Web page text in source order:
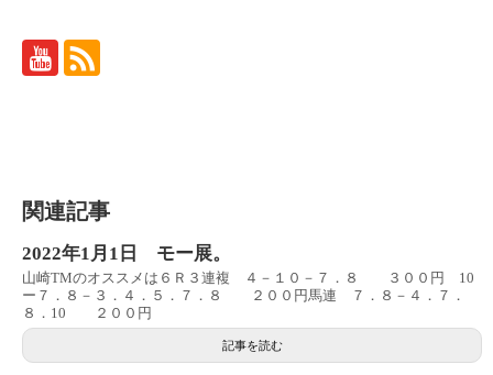
関連記事
2022年1月1日 モー展。
山崎TMのオススメは６Ｒ３連複 ４－１０－７．８ ３００円 10
ー７．８－３．４．５．７．８ ２００円馬連 ７．８－４．７．
８．10 ２００円
記事を読む